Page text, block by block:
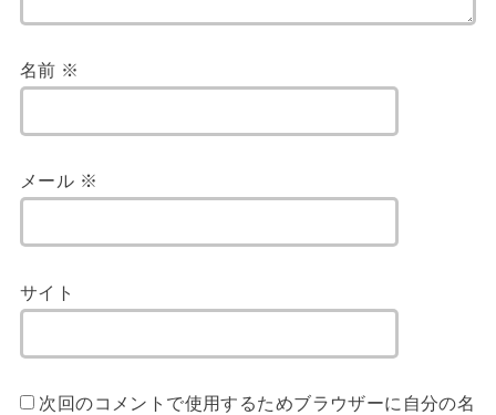
名前 ※
メール ※
サイト
次回のコメントで使用するためブラウザーに自分の名